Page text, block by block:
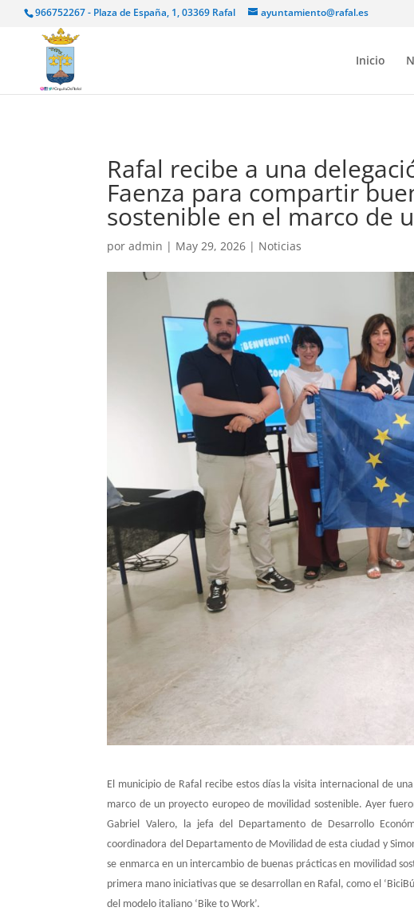
966752267 - Plaza de España, 1, 03369 Rafal ayuntamiento@rafal.es
Inicio
Rafal recibe a una
Faenza para compartir
sostenible en el marco de
poradmin | May 29, 2026 | Noticias
El municipio de Rafal recibe estos días la visita internacional de
marco de un proyecto europeo de movilidad sostenible. Ayer
Gabriel Valero, la jefa del Departamento de Desarrollo
coordinadora del Departamento de Movilidad de esta ciudad y
se enmarca en un intercambio de buenas prácticas en movilidad
primera mano iniciativas que se desarrollan en Rafal, como el ‘
del modelo italiano ‘Bike to Work’.